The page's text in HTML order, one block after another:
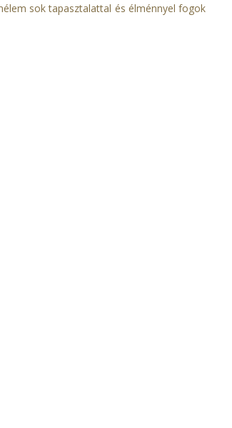
sok tapasztalattal és élménnyel fogok